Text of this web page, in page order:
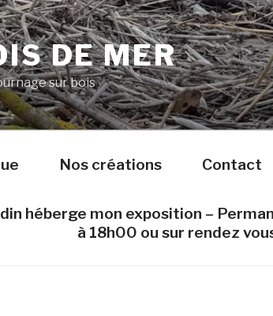
DE MER
sur bois
Nos créations Contact
héberge mon exposition –
à 18h00 ou sur rendez